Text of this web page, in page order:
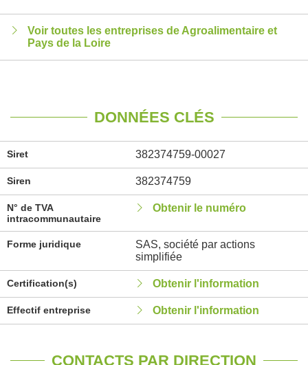
Voir toutes les entreprises de Agroalimentaire et
Pays de la Loire
DONNÉES CLÉS
Siret 382374759-00027
Siren 382374759
N° de TVA
intracommunautaire
Obtenir le numéro
Forme juridique
SAS, société par actions
simplifiée
Certification(s) Obtenir l'information
Effectif entreprise Obtenir l'information
CONTACTS PAR DIRECTION